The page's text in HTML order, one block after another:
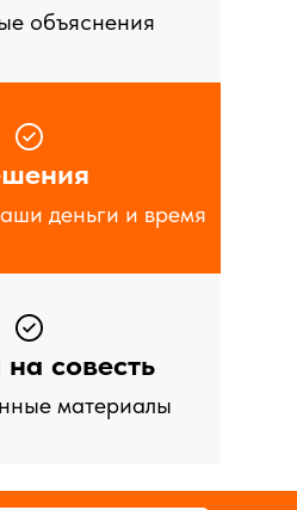
объяснения
деньги и время
совесть
материалы